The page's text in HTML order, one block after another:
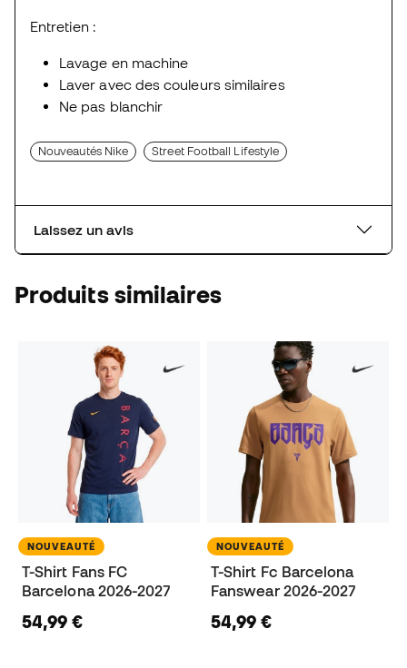
Entretien :
Lavage en machine
Laver avec des couleurs similaires
Ne pas blanchir
Nouveautés Nike Street Football Lifestyle
Laissez un avis
Produits similaires
NOUVEAUTÉ
T-Shirt Fans FC
Barcelona 2026-2027
54,99 €
NOUVEAUTÉ
T-Shirt Fc Barcelona
Fanswear 2026-2027
54,99 €